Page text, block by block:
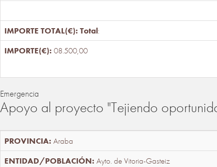
Total:
08.500,00
Emergencia
Apoyo al proyecto "Tejiendo
Araba
Ayto. de Vitoria-Gasteiz